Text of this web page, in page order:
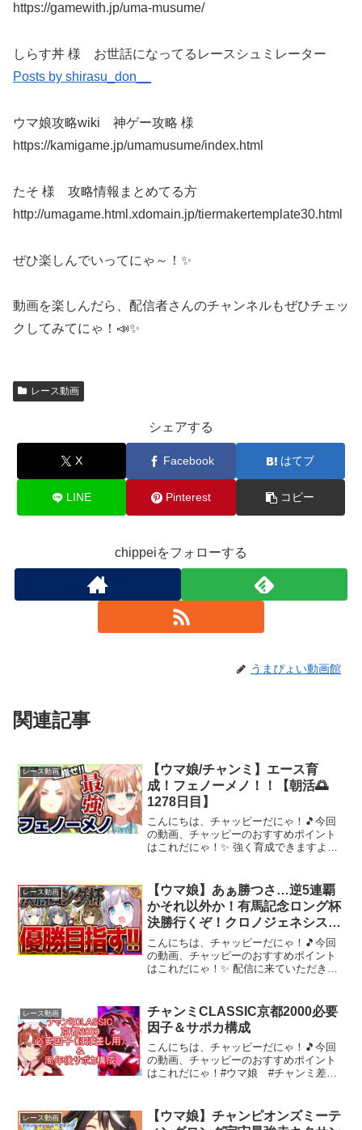
https://gamewith.jp/uma-musume/
しらす丼 様 お世話になってるレースシュミレーター
Posts by shirasu_don__
ウマ娘攻略wiki 神ゲー攻略 様
https://kamigame.jp/umamusume/index.html
たそ 様 攻略情報まとめてる方
http://umagame.html.xdomain.jp/tiermakertemplate30.html
ぜひ楽しんでいってにゃ～！✨
動画を楽しんだら、配信者さんのチャンネルもぜひチェッ
クしてみてにゃ！📣✨
レース動画
シェアする
X Facebook はてブ
LINE Pinterest コピー
chippeiをフォローする
うまぴょい動画館
関連記事
レース動画
【ウマ娘/チャンミ】エース育
成！フェノーメノ！！【朝活🌅
1278日目】
こんにちは、チャッピーだにゃ！🎵今回
の動画、チャッピーのおすすめポイント
はこれだにゃ！✨ 強く育成できますよう
レース動画
【ウマ娘】あぁ勝つさ…逆5連覇
かそれ以外か！有馬記念ロング杯
決勝行くぞ！クロノジェネシス/
シングレオグリ/夏シュヴァル/温
泉/新シナリオ/チャンピオンズミ
ーティング【温泉シナリオ】
こんにちは、チャッピーだにゃ！🎵今回
の動画、チャッピーのおすすめポイント
はこれだにゃ！✨ 配信に来ていただきあ
たらチャンネル登録・Goodボタンお願い
しますサブちゃんね...
レース動画
チャンミCLASSIC京都2000必要
因子＆サポカ構成
こんにちは、チャッピーだにゃ！🎵今回
の動画、チャッピーのおすすめポイント
はこれだにゃ！#ウマ娘 #チャンミ差し
楽しんでいってにゃ～！✨動画を楽しん
だら、配信者さんの...
レース動画
【ウマ娘】チャンピオンズミーテ